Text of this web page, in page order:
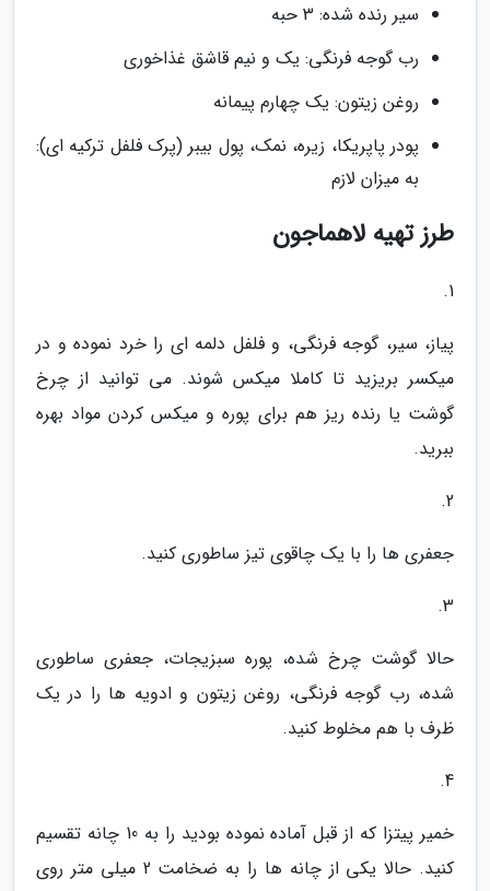
سیر رنده شده: 3 حبه
رب گوجه فرنگی: یک و نیم قاشق غذاخوری
روغن زیتون: یک چهارم پیمانه
پودر پاپریکا، زیره، نمک، پول بیبر (پرک فلفل ترکیه ای):
به میزان لازم
طرز تهیه لاهماجون
1.
پیاز، سیر، گوجه فرنگی، و فلفل دلمه ای را خرد نموده و در
میکسر بریزید تا کاملا میکس شوند. می توانید از چرخ
گوشت یا رنده ریز هم برای پوره و میکس کردن مواد بهره
ببرید.
2.
جعفری ها را با یک چاقوی تیز ساطوری کنید.
3.
حالا گوشت چرخ شده، پوره سبزیجات، جعفری ساطوری
شده، رب گوجه فرنگی، روغن زیتون و ادویه ها را در یک
ظرف با هم مخلوط کنید.
4.
خمیر پیتزا که از قبل آماده نموده بودید را به 10 چانه تقسیم
کنید. حالا یکی از چانه ها را به ضخامت 2 میلی متر روی